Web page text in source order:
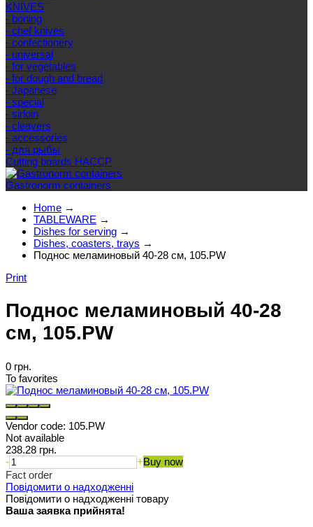
KNIVES
- boning
- chef knives
- confectionery
- universal
- for vegetables
- for dough and bread
- Japanese
- special
- sirloin
- cleavers
- accessories
- для рыбы
Cutting boards HACCP
Gastronorm containers
Home →
TABLEWARE →
Dishes for serving →
Dishes, coasters, trays →
Поднос меламиновый 40-28 см, 105.PW
Print
Поднос меламиновый 40-28
см, 105.PW
0 грн.
To favorites
Vendor code: 105.PW
Not available
238.28 грн.
-
+Buy now
Fact order
Повідомити о надходженні
Повідомити о надходженні товару
Ваша заявка прийнята!